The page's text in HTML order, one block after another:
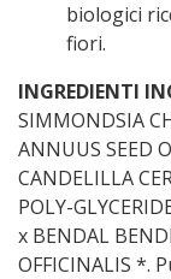
biologici
fiori.
INGREDIENTI
SIMMONDSIA
ANNUUS SEED
CANDELILLA
POLY-
x BENDAL
OFFICINALIS *.